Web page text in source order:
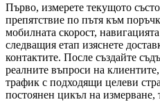
Първо, измерете текущото
препятствие по пътя към
мобилната скорост,
следващия етап изяснете
контактите. После създайте
реалните въпроси на
трафик с подходящи целеви
постоянен цикъл на измерване,